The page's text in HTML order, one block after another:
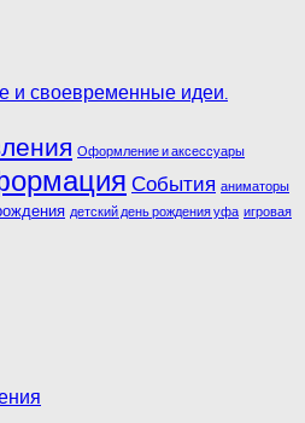
и своевременные идеи.
Оформление и аксессуары
События аниматоры
детский день рождения уфа игровая